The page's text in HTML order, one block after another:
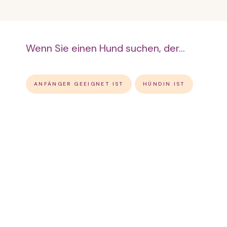
Wenn Sie einen Hund suchen, der...
ANFÄNGER GEEIGNET IST HÜNDIN IST